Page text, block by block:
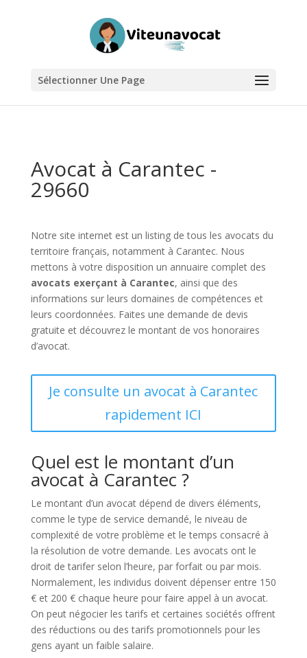
Sélectionner Une Page
Avocat à Carantec -
29660
Notre site internet est un listing de tous les avocats du
territoire français, notamment à Carantec. Nous
mettons à votre disposition un annuaire complet des
avocats exerçant à Carantec, ainsi que des
informations sur leurs domaines de compétences et
leurs coordonnées. Faites une demande de devis
gratuite et découvrez le montant de vos honoraires
d’avocat.
Je consulte un avocat à Carantec
rapidement ICI
Quel est le montant d’un
avocat à Carantec ?
Le montant d’un avocat dépend de divers éléments,
comme le type de service demandé, le niveau de
complexité de votre problème et le temps consacré à
la résolution de votre demande. Les avocats ont le
droit de tarifer selon l’heure, par forfait ou par mois.
Normalement, les individus doivent dépenser entre 150
€ et 200 € chaque heure pour faire appel à un avocat.
On peut négocier les tarifs et certaines sociétés offrent
des réductions ou des tarifs promotionnels pour les
gens ayant un faible salaire.